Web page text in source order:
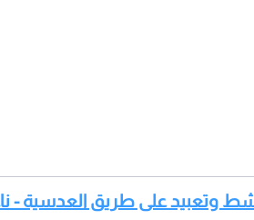
وتعبيد على طريق العدسية -